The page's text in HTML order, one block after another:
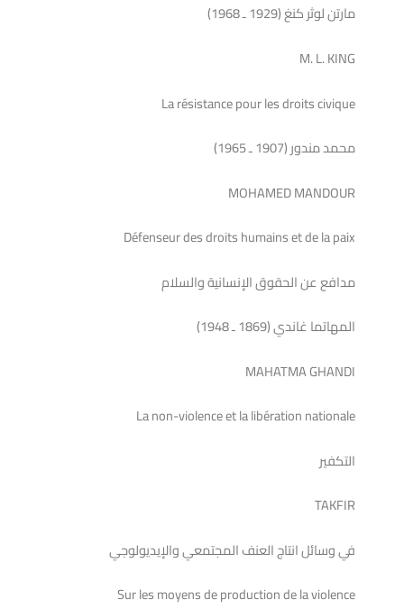
مارتن لوثر كنغ (1929 ـ 1968)
M. L. KING
La résistance pour les droits civique
محمد مندور (1907 ـ 1965)
MOHAMED MANDOUR
Défenseur des droits humains et de la paix
مدافع عن الحقوق الإنسانية والسلام
المهاتما غاندي (1869 ـ 1948)
MAHATMA GHANDI
La non-violence et la libération nationale
التكفير
TAKFIR
في وسائل انتاج العنف المجتمعي والإيديولوجي
Sur les moyens de production de la violence